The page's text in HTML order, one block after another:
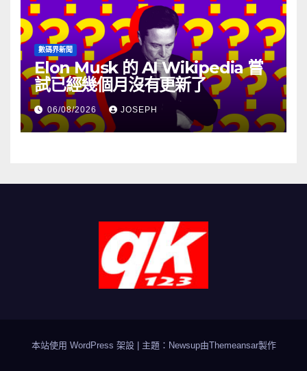
數碼界新聞
Elon Musk 的 AI Wikipedia 嘗
試已經幾個月沒有更新了
06/08/2026 JOSEPH
本站使用 WordPress 架設 主題：Newsup由Themeansar製作